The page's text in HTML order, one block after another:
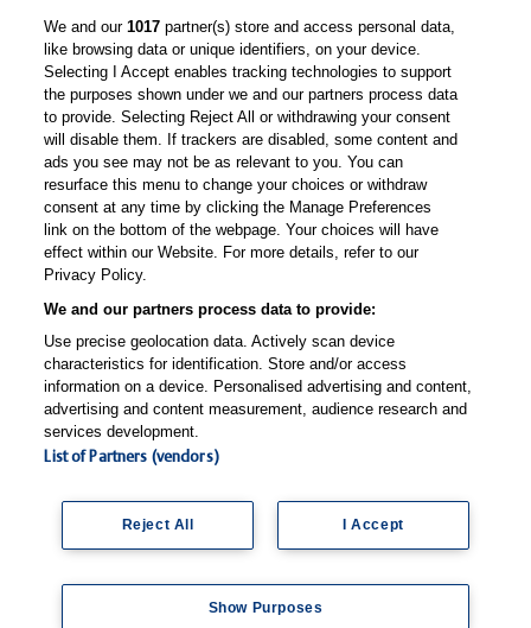
Gastroenterologie
Gynäkologie
Hämatologie & Onkologie
Innere Medizin
Medizin & Gesundheitssystem
Thieme Praxis
Über Thieme Praxis
Kostenlos registrieren
Fachzugang freischalten
Feedback geben
E-Mail-Newsletter
Whatsapp-Newsletter
Thieme Praxis App
© Thieme Group|support-praxis@thieme.de|
Nutzungsbedingungen
|Datenschutzerklärung |Impressum
Manage Preferences
We and our1017 partner(s) store and access personal data,
like browsing data or unique identifiers, on your device.
Selecting I Accept enables tracking technologies to support
the purposes shown under we and our partners process data
to provide. Selecting Reject All or withdrawing your consent
will disable them. If trackers are disabled, some content and
ads you see may not be as relevant to you. You can
resurface this menu to change your choices or withdraw
consent at any time by clicking the Manage Preferences
link on the bottom of the webpage. Your choices will have
effect within our Website. For more details, refer to our
Privacy Policy.
We and our partners process data to provide:
Use precise geolocation data. Actively scan device
characteristics for identification. Store and/or access
information on a device. Personalised advertising and content,
advertising and content measurement, audience research and
services development.
List of Partners (vendors)
I Accept
Reject All
Show Purposes